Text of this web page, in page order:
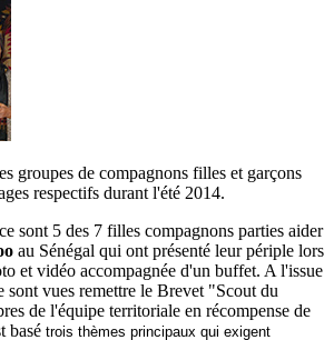
groupes de compagnons filles et garçons
respectifs durant l'été 2014.
sont 5 des 7 filles compagnons parties aider
au Sénégal qui ont présenté leur périple lors
et vidéo accompagnée d'un buffet. A l'issue
sont vues remettre le Brevet "Scout du
de l'équipe territoriale en récompense de
basé trois thèmes principaux qui exigent